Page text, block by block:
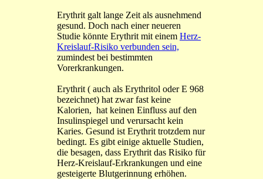
Erythrit galt lange Zeit als ausnehmend
gesund. Doch nach einer neueren
Studie könnte Erythrit mit einem Herz-
Kreislauf-Risiko verbunden sein,
zumindest bei bestimmten
Vorerkrankungen.
Erythrit ( auch als Erythritol oder E 968
bezeichnet) hat zwar fast keine
Kalorien, hat keinen Einfluss auf den
Insulinspiegel und verursacht kein
Karies. Gesund ist Erythrit trotzdem nur
bedingt. Es gibt einige aktuelle Studien,
die besagen, dass Erythrit das Risiko für
Herz-Kreislauf-Erkrankungen und eine
gesteigerte Blutgerinnung erhöhen.